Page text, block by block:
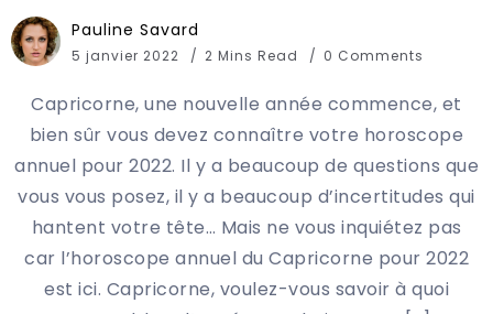
Pauline Savard
5 janvier 2022 2 Mins Read 0 Comments
Capricorne, une nouvelle année commence, et
bien sûr vous devez connaître votre horoscope
annuel pour 2022. Il y a beaucoup de questions que
vous vous posez, il y a beaucoup d’incertitudes qui
hantent votre tête… Mais ne vous inquiétez pas
car l’horoscope annuel du Capricorne pour 2022
est ici. Capricorne, voulez-vous savoir à quoi